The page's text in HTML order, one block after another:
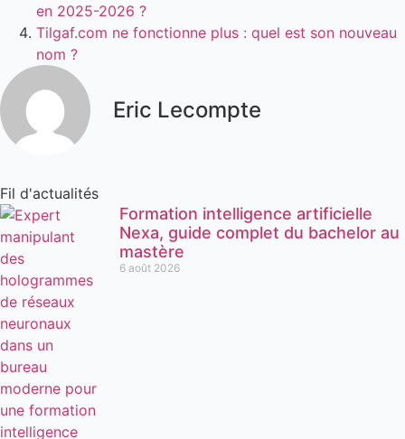
en 2025-2026 ?
Tilgaf.com ne fonctionne plus : quel est son nouveau
nom ?
Eric Lecompte
Fil d'actualités
Formation intelligence artificielle
Nexa, guide complet du bachelor au
mastère
6 août 2026